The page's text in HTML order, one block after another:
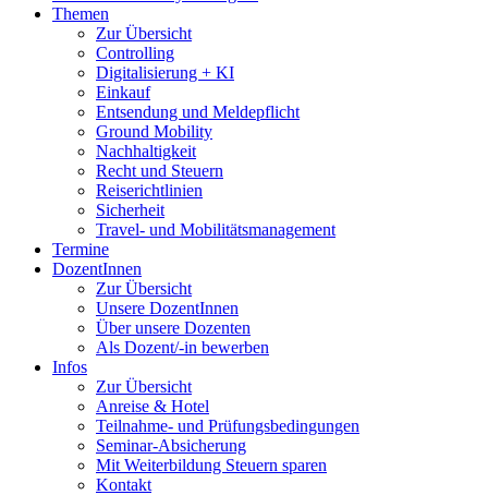
Themen
Zur Übersicht
Controlling
Digitalisierung + KI
Einkauf
Entsendung und Meldepflicht
Ground Mobility
Nachhaltigkeit
Recht und Steuern
Reiserichtlinien
Sicherheit
Travel- und Mobilitätsmanagement
Termine
DozentInnen
Zur Übersicht
Unsere DozentInnen
Über unsere Dozenten
Als Dozent/-in bewerben
Infos
Zur Übersicht
Anreise & Hotel
Teilnahme- und Prüfungsbedingungen
Seminar-Absicherung
Mit Weiterbildung Steuern sparen
Kontakt